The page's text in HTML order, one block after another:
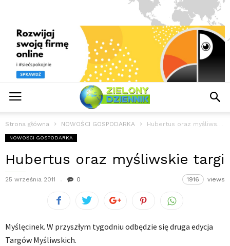
Strona główna NOWOŚCI GOSPODARKA Hubertus oraz myśliwskie targi
NOWOŚCI GOSPODARKA
Hubertus oraz myśliwskie targi
25 września 2011 0 1916 views
Myślęcinek. W przyszłym tygodniu odbędzie się druga edycja
Targów Myśliwskich.